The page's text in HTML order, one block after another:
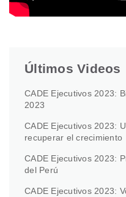
Últimos Videos
CADE Ejecutivos 2023:
2023
CADE Ejecutivos 2023:
recuperar el crecimiento
CADE Ejecutivos 2023:
del Perú
CADE Ejecutivos 2023: